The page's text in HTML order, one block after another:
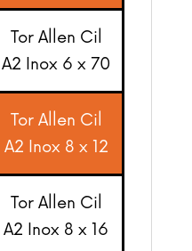
Tor Allen Cil
A2 Inox 6 x 70
Tor Allen Cil
A2 Inox 8 x 12
Tor Allen Cil
A2 Inox 8 x 16